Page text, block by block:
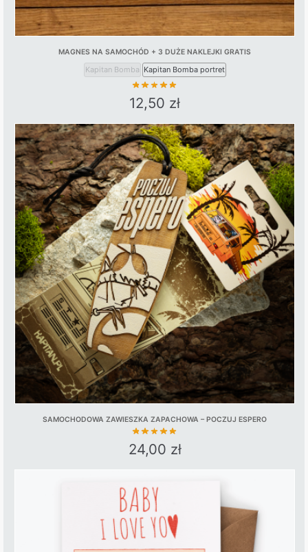
MAGNES NA SAMOCHÓD + 3 DUŻE NAKLEJKI GRATIS
Kapitan Bomba Kapitan Bomba portret
12,50 zł
This
product
has
multiple
variants.
The
options
may
chosen
on
the
product
page
SAMOCHODOWA ZAWIESZKA ZAPACHOWA – POCZUJ ESPERO
24,00 zł